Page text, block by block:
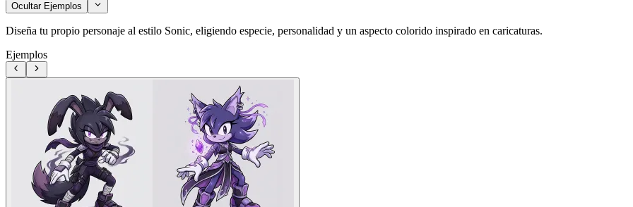
Ocultar Ejemplos
Diseña tu propio personaje al estilo Sonic, eligiendo especie, personalidad y un aspecto colorido inspirado en caricaturas.
Ejemplos